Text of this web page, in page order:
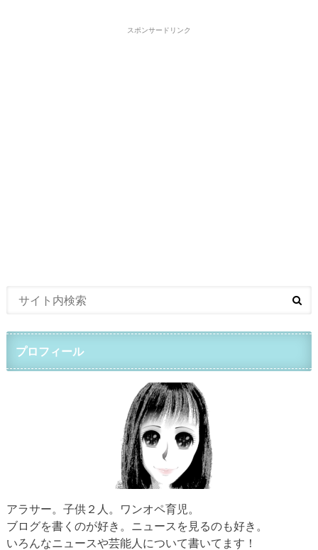
スポンサードリンク
プロフィール
アラサー。子供２人。ワンオペ育児。
ブログを書くのが好き。ニュースを見るのも好き。
いろんなニュースや芸能人について書いてます！